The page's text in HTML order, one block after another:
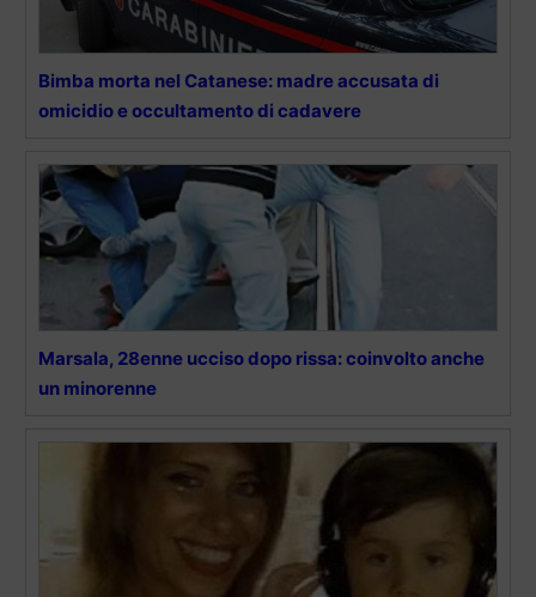
Bimba morta nel Catanese: madre accusata di
omicidio e occultamento di cadavere
Marsala, 28enne ucciso dopo rissa: coinvolto anche
un minorenne